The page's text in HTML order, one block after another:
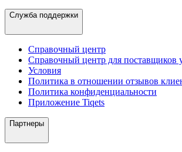
Служба поддержки
Справочный центр
Справочный центр для поставщиков
Условия
Политика в отношении отзывов
Политика конфиденциальности
Приложение Tiqets
Партнеры